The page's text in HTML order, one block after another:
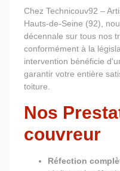
Chez Technicouv92 –
Hauts-de-Seine (92),
décennale sur tous nos
conformément à la
intervention bénéficie
garantir votre entière
toiture.
Nos
couvreur
Réfection